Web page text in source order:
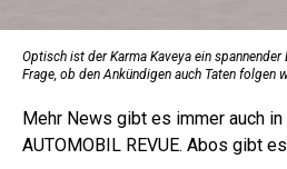
Optisch ist der Karma Kaveya ein
Frage, ob den Ankündigen auch Taten folgen
Mehr News gibt es immer auch
AUTOMOBIL REVUE. Abos gibt